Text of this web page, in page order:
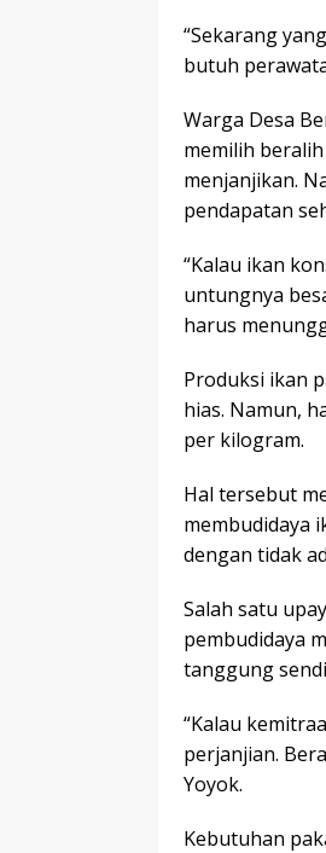
“Sekarang
butuh
Warga Desa
memilih
menjanjikan.
pendapatan
“Kalau ikan
untungnya
harus
Produksi ikan
hias. Namun,
per kilogram.
Hal tersebut
membudidaya
dengan tidak
Salah satu
pembudidaya
tanggung
“Kalau
perjanjian.
Yoyok.
Kebutuhan